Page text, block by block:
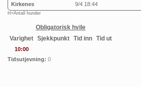
Kirkenes
9/4 18:44
H=Antall hunder
Obligatorisk hvile
Varighet Sjekkpunkt Tid inn Tid ut
10:00
Tidsutjevning: 0